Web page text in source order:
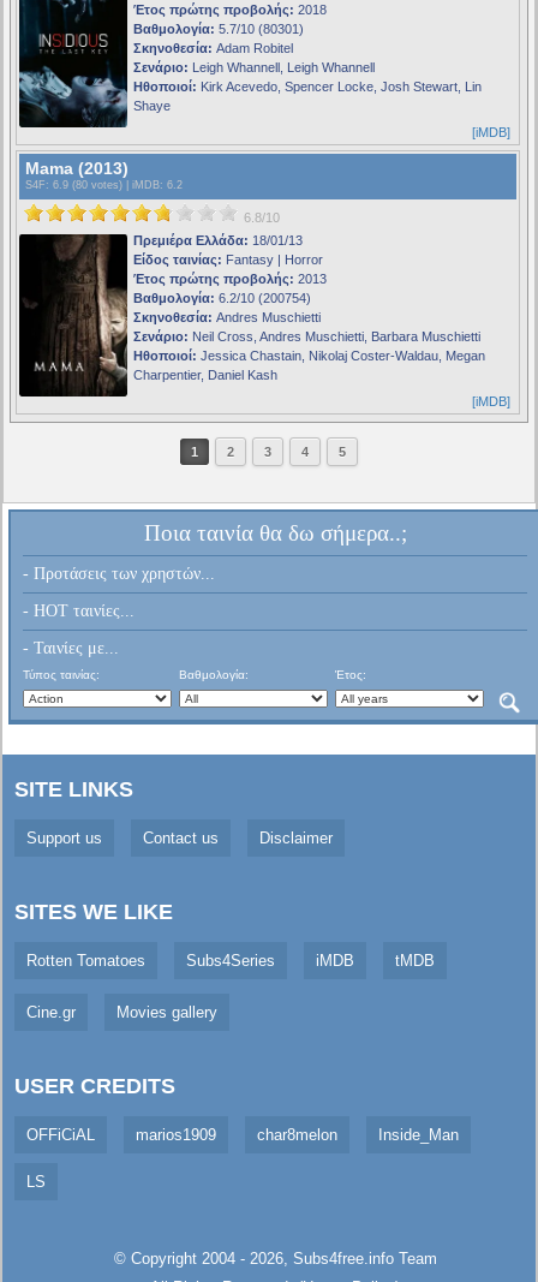
Έτος πρώτης προβολής: 2018
Βαθμολογία: 5.7/10 (80301)
Σκηνοθεσία: Adam Robitel
Σενάριο: Leigh Whannell, Leigh Whannell
Ηθοποιοί: Kirk Acevedo, Spencer Locke, Josh Stewart, Lin
Shaye
[iMDB]
Mama (2013)
S4F : 6.9 (80 votes) | iMDB: 6.2
6.8/10
Πρεμιέρα Ελλάδα: 18/01/13
Είδος ταινίας: Fantasy | Horror
Έτος πρώτης προβολής: 2013
Βαθμολογία: 6.2/10 (200754)
Σκηνοθεσία: Andres Muschietti
Σενάριο: Neil Cross, Andres Muschietti, Barbara Muschietti
Ηθοποιοί: Jessica Chastain, Nikolaj Coster-Waldau, Megan
Charpentier, Daniel Kash
[iMDB]
1 2 3 4 5
Ποια ταινία θα δω σήμερα..;
- Προτάσεις των χρηστών...
- HOT ταινίες...
- Ταινίες με...
Τύπος ταινίας: Βαθμολογία: Έτος:
SITE LINKS
Support us Contact us Disclaimer
SITES WE LIKE
Rotten Tomatoes Subs4Series iMDB tMDB
Cine.gr Movies gallery
USER CREDITS
OFFiCiAL marios1909 char8melon Inside_Man
LS
© Copyright 2004 - 2026, Subs4free.infoTeam